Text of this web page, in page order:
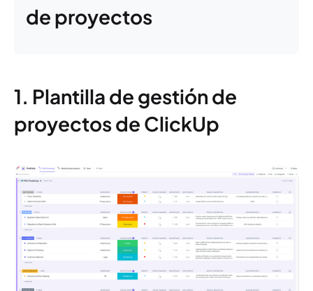
de proyectos
1. Plantilla de gestión de
proyectos de ClickUp